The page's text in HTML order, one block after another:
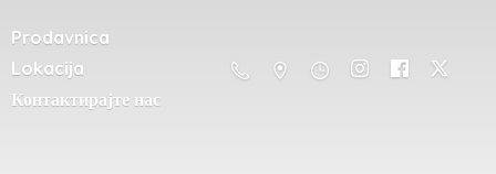
Prodavnica
Lokacija
Контактирајте нас